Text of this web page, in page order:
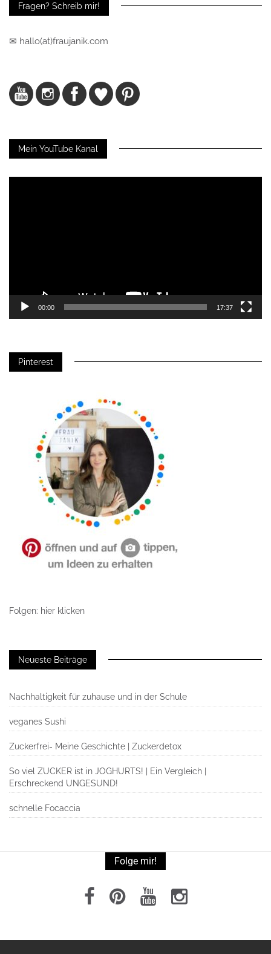
Fragen? Schreib mir!
✉ hallo(at)fraujanik.com
Mein YouTube Kanal
00:00 17:37
Pinterest
Folgen: hier klicken
Neueste Beiträge
Nachhaltigkeit für zuhause und in der Schule
veganes Sushi
Zuckerfrei- Meine Geschichte | Zuckerdetox
So viel ZUCKER ist in JOGHURTS! | Ein Vergleich |
Erschreckend UNGESUND!
schnelle Focaccia
Folge mir!